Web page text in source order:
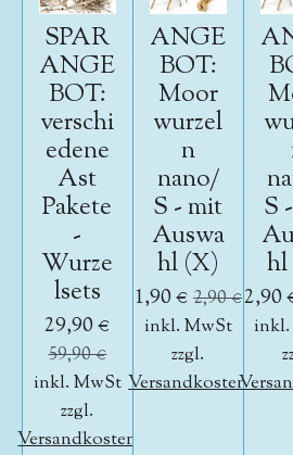
SPAR
ANGE
BOT:
verschi
edene
Ast
Pakete
-
Wurze
lsets
29,90 €
59,90 €
inkl. MwSt
zzgl.
Versandkosten
ANGE
BOT:
Moor
wurzel
n
nano/
S - mit
Auswa
hl (X)
1,90 € 2,90 €
inkl. MwSt
zzgl.
Versandkosten
S
2,90